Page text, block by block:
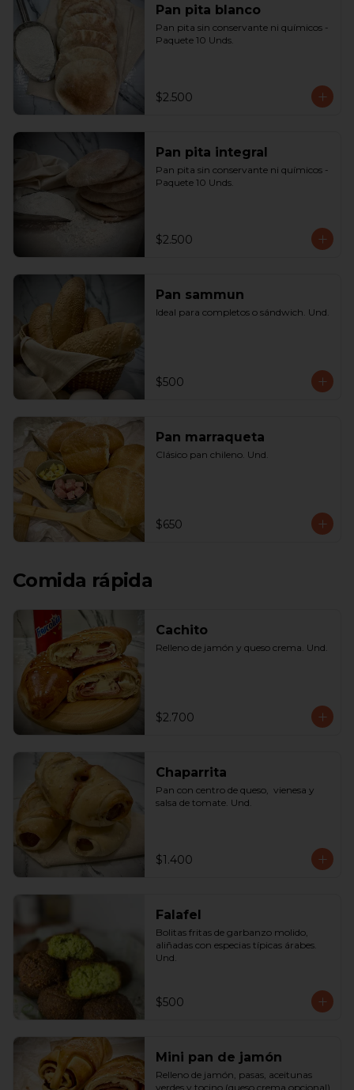
Pan pita blanco
Pan pita sin conservante ni químicos -
Paquete 10 Unds.
$2.500
Pan pita integral
Pan pita sin conservante ni químicos -
Paquete 10 Unds.
$2.500
Pan sammun
Ideal para completos o sándwich. Und.
$500
Pan marraqueta
Clásico pan chileno. Und.
$650
Comida rápida
Cachito
Relleno de jamón y queso crema. Und.
$2.700
Chaparrita
Pan con centro de queso,  vienesa y
salsa de tomate. Und.
$1.400
Falafel
Bolitas fritas de garbanzo molido,
aliñadas con especias típicas árabes.
Und.
$500
Mini pan de jamón
Relleno de jamón, pasas, aceitunas
verdes y tocino (queso crema opcional)